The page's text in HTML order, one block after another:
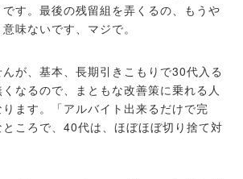
す。最後の残留組を弄くるの、もうや
味ないです、マジで。
が、基本、長期引きこもりで30代入る
なるので、まともな改善策に乗れる人
ます。「アルバイト出来るだけで完
ころで、40代は、ほぼほぼ切り捨て対